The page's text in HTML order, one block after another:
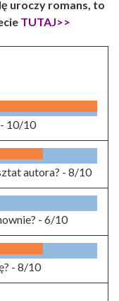
uroczy romans, to
TUTAJ>>
10/10
autora? - 8/10
- 6/10
- 8/10